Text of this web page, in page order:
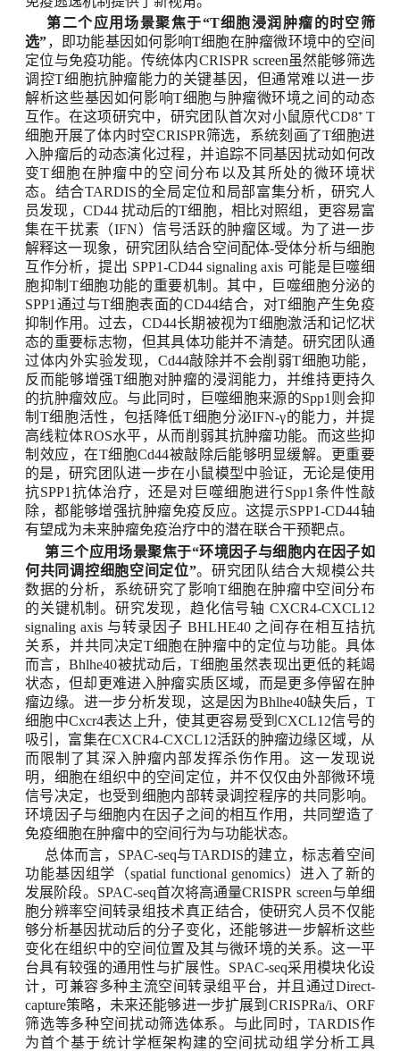
第二个应用场景聚焦于“T细胞浸润肿瘤的时空筛
选”，即功能基因如何影响T细胞在肿瘤微环境中的空间
定位与免疫功能。传统体内CRISPR screen虽然能够筛选
调控T细胞抗肿瘤能力的关键基因，但通常难以进一步
解析这些基因如何影响T细胞与肿瘤微环境之间的动态
互作。在这项研究中，研究团队首次对小鼠原代CD8⁺ T
细胞开展了体内时空CRISPR筛选，系统刻画了T细胞进
入肿瘤后的动态演化过程，并追踪不同基因扰动如何改
变T细胞在肿瘤中的空间分布以及其所处的微环境状
态。结合TARDIS的全局定位和局部富集分析，研究人
员发现， CD44 扰动后的T细胞，相比对照组，更容易富
集在干扰素（IFN）信号活跃的肿瘤区域。为了进一步
解释这一现象，研究团队结合空间配体-受体分析与细胞
互作分析，提出 SPP1-CD44 signaling axis 可能是巨噬细
胞抑制 T细胞功能的重要机制。其中，巨噬细胞分泌的
SPP1 通过与T细胞表面的CD44结合，对T细胞产生免疫
抑制作用。过去， CD44长期被视为T细胞激活和记忆状
态的重要标志物，但其具体功能并不清楚。研究团队通
过体内外实验发现， Cd44敲除并不会削弱T细胞功能，
反而能够增强T细胞对肿瘤的浸润能力，并维持更持久
的抗肿瘤效应。与此同时，巨噬细胞来源的Spp1 则会抑
制 T细胞活性，包括降低T细胞分泌IFN-γ的能力，并提
高线粒体ROS水平，从而削弱其抗肿瘤功能。而这些抑
制效应，在T细胞Cd44被敲除后能够明显缓解。更重要
的是，研究团队进一步在小鼠模型中验证，无论是使用
抗SPP1 抗体治疗，还是对巨噬细胞进行Spp1 条件性敲
除，都能够增强抗肿瘤免疫反应。这提示SPP1-CD44轴
有望成为未来肿瘤免疫治疗中的潜在联合干预靶点。
第三个应用场景聚焦于“环境因子与细胞内在因子如
何共同调控细胞空间定位”。研究团队结合大规模公共
数据的分析，系统研究了影响T细胞在肿瘤中空间分布
的关键机制。研究发现，趋化信号轴 CXCR4-CXCL12
signaling axis 与转录因子 BHLHE40 之间存在相互拮抗
关系，并共同决定T细胞在肿瘤中的定位与功能。具体
而言，Bhlhe40被扰动后，T细胞虽然表现出更低的耗竭
状态，但却更难进入肿瘤实质区域，而是更多停留在肿
瘤边缘。进一步分析发现，这是因为Bhlhe40缺失后， T
细胞中Cxcr4表达上升，使其更容易受到CXCL12信号的
吸引，富集在CXCR4-CXCL12活跃的肿瘤边缘区域，从
而限制了其深入肿瘤内部发挥杀伤作用。这一发现说
明，细胞在组织中的空间定位，并不仅仅由外部微环境
信号决定，也受到细胞内部转录调控程序的共同影响。
环境因子与细胞内在因子之间的相互作用，共同塑造了
免疫细胞在肿瘤中的空间行为与功能状态。
总体而言， SPAC-seq与TARDIS的建立，标志着空间
功能基因组学（spatial functional genomics）进入了新的
发展阶段。 SPAC-seq首次将高通量CRISPR screen与单细
胞分辨率空间转录组技术真正结合，使研究人员不仅能
够分析基因扰动后的分子变化，还能够进一步解析这些
变化在组织中的空间位置及其与微环境的关系。这一平
台具有较强的通用性与扩展性。 SPAC-seq采用模块化设
计，可兼容多种主流空间转录组平台，并且通过Direct-
capture策略，未来还能够进一步扩展到 CRISPRa/i、 ORF
筛选等多种空间扰动筛选体系。与此同时，TARDIS作
为首个基于统计学框架构建的空间扰动组学分析工具